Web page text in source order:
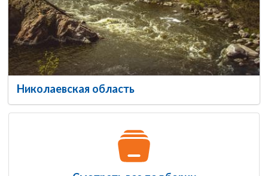
Николаевская область